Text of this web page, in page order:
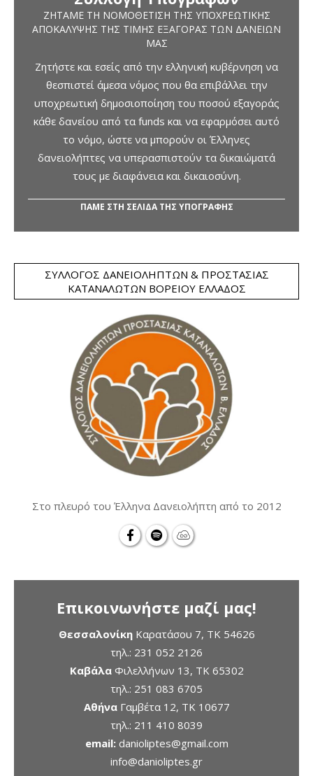
ΖΗΤΆΜΕ ΤΗ ΝΟΜΟΘΈΤΙΣΗ ΤΗΣ ΥΠΟΧΡΕΩΤΙΚΉΣ
ΑΠΟΚΆΛΥΨΗΣ ΤΗΣ ΤΙΜΉΣ ΕΞΑΓΟΡΆΣ ΤΩΝ ΔΑΝΕΊΩΝ
ΜΑΣ
Ζητήστε και εσείς από την ελληνική κυβέρνηση να
θεσπιστεί άμεσα νόμος που θα επιβάλλει την
υποχρεωτική δημοσιοποίηση του ποσού εξαγοράς
κάθε δανείου από τα funds και να εφαρμόσει αυτό
το νόμο, ώστε να μπορούν οι Έλληνες
δανειολήπτες να υπερασπιστούν τα δικαιώματά
τους με διαφάνεια και δικαιοσύνη.
ΠΑΜΕ ΣΤΗ ΣΕΛΙΔΑ ΤΗΣ ΥΠΟΓΡΑΦΗΣ
ΣΎΛΛΟΓΟΣ ΔΑΝΕΙΟΛΗΠΤΏΝ & ΠΡΟΣΤΑΣΊΑΣ
ΚΑΤΑΝΑΛΩΤΏΝ ΒΟΡΕΊΟΥ ΕΛΛΆΔΟΣ
Στο πλευρό του Έλληνα Δανειολήπτη από το 2012
Επικοινωνήστε μαζί μας!
ΘεσσαλονίκηΚαρατάσου 7, TK 54626
τηλ.: 231 052 2126
ΚαβάλαΦιλελλήνων 13, ΤΚ 65302
τηλ.: 251 083 6705
ΑθήναΓαμβέτα 12, ΤΚ 10677
τηλ.: 211 410 8039
email: danioliptes@gmail.com
info@danioliptes.gr